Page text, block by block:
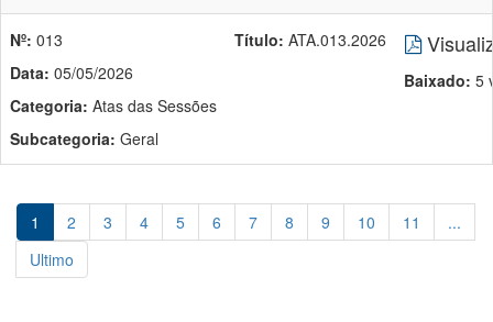
Nº: 013
Data: 05/05/2026
Categoria: Atas das Sessões
Subcategoria: Geral
Título: ATA.013.2026
Baixado: 5
1 2 3 4 5 6 7 8 9 10 11
...
Ultimo